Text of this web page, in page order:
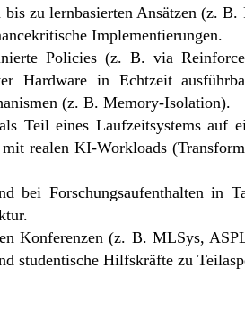
zu lernbasierten Ansätzen (z.
Implementierungen.
Policies (z. B. via
Hardware in Echtzeit
(z. B. Memory-Isolation).
Teil eines Laufzeitsystems
realen KI-Workloads
bei Forschungsaufenthalten
Konferenzen (z. B. MLSys,
studentische Hilfskräfte zu